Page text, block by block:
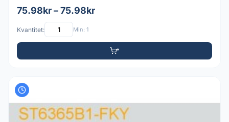
75.98kr – 75.98kr
Kvantitet: Min: 1